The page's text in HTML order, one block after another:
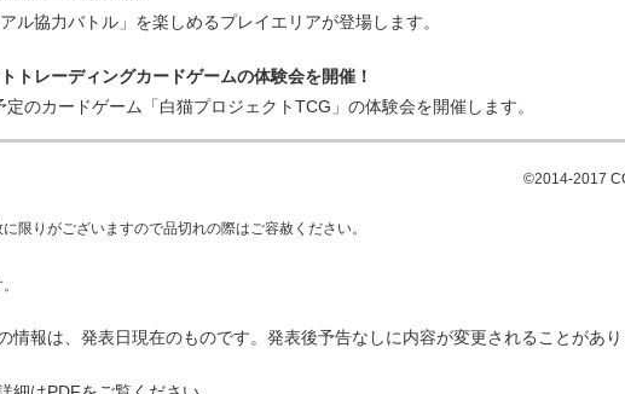
ル協力バトル」を楽しめるプレイエリアが登場します。
トレーディングカードゲームの体験会を開催！
のカードゲーム「白猫プロジェクトTCG」の体験会を開催します。
©2014-2017
限りがございますので品切れの際はご容赦ください。
の情報は、発表日現在のものです。発表後予告なしに内容が変更されることがあり